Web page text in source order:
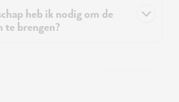
heb ik nodig om de
te brengen?